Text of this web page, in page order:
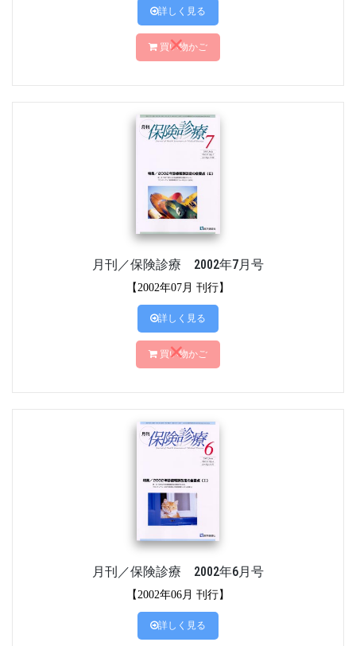
詳しく見る
買い物かご
月刊／保険診療 2002年7月号
【2002年07月 刊行】
詳しく見る
買い物かご
月刊／保険診療 2002年6月号
【2002年06月 刊行】
詳しく見る